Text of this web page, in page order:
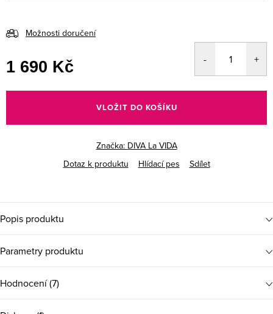
Možnosti doručení
1 690 Kč
cena:
VLOŽIT DO KOŠÍKU
Značka: DIVA La VIDA
Dotaz k produktu
Hlídací pes Sdílet
Popis produktu
Parametry produktu
Hodnocení (7)